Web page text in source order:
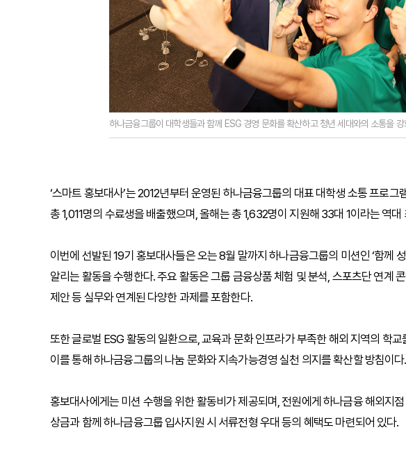
하나금융그룹이 대학생들과 함께 ESG 경영 문화를 확산하고 청년 세대와의 소통을
‘스마트 홍보대사’는 2012년부터 운영된 하나금융그룹의 대표 대학생 소통 프로
총 1,011명의 수료생을 배출했으며, 올해는 총 1,632명이 지원해 33대 1이라는 역
이번에 선발된 19기 홍보대사들은 오는 8월 말까지 하나금융그룹의 미션인 ‘함께
알리는 활동을 수행한다. 주요 활동은 그룹 금융상품 체험 및 분석, 스포츠단 연계
제안 등 실무와 연계된 다양한 과제를 포함한다.
또한 글로벌 ESG 활동의 일환으로, 교육과 문화 인프라가 부족한 해외 지역의 학
이를 통해 하나금융그룹의 나눔 문화와 지속가능경영 실천 의지를 확산할 방침이다.
홍보대사에게는 미션 수행을 위한 활동비가 제공되며, 전원에게 하나금융 해외지
상금과 함께 하나금융그룹 입사지원 시 서류전형 우대 등의 혜택도 마련되어 있다.